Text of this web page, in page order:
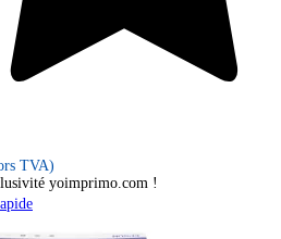
TVA)
yoimprimo.com !